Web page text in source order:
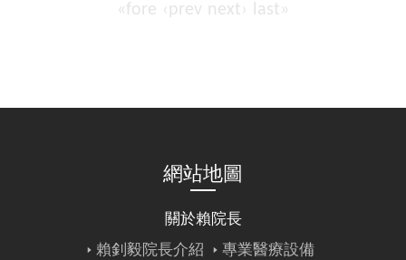
預約諮詢
«fore ‹prev next› last»
網站地圖
關於賴院長
賴釗毅院長介紹
專業醫療設備